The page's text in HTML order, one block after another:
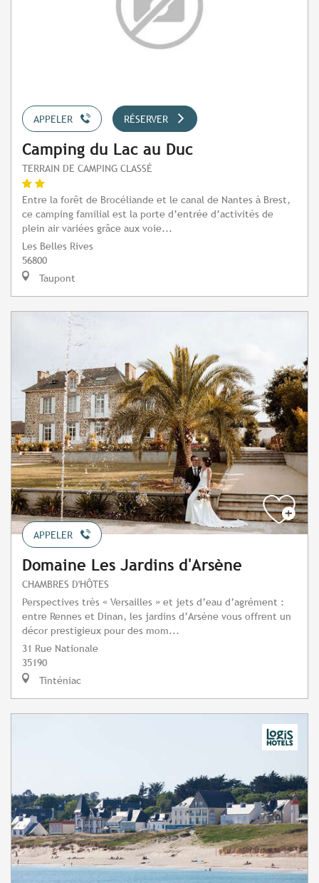
APPELER RÉSERVER
Camping du Lac au Duc
TERRAIN DE CAMPING CLASSÉ
Entre la forêt de Brocéliande et le canal de Nantes à Brest,
ce camping familial est la porte d’entrée d’activités de
plein air variées grâce aux voie...
Les Belles Rives
56800
Taupont
APPELER
Domaine Les Jardins d'Arsène
CHAMBRES D'HÔTES
Perspectives très « Versailles » et jets d’eau d’agrément :
entre Rennes et Dinan, les jardins d’Arsène vous offrent un
décor prestigieux pour des mom...
31 Rue Nationale
35190
Tinténiac